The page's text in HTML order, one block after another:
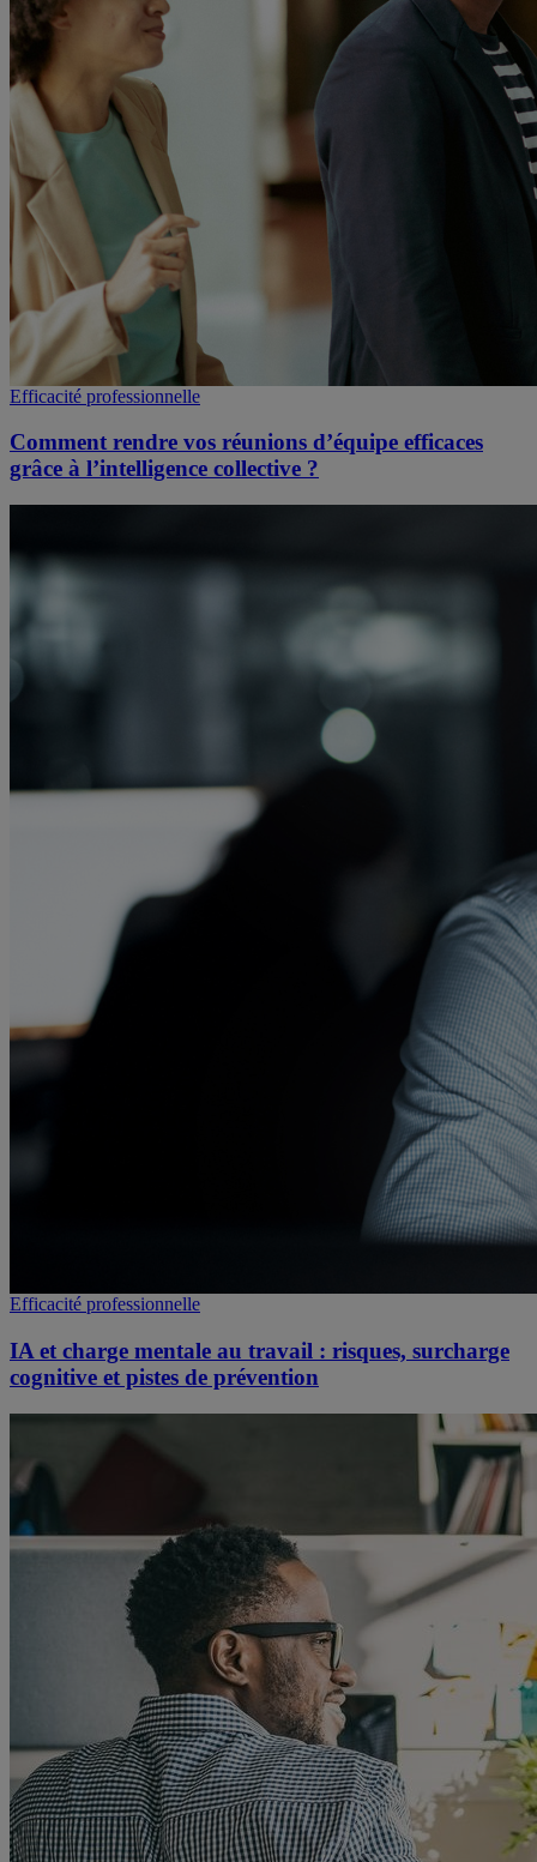
Efficacité professionnelle
Comment rendre vos réunions d’équipe efficaces
grâce à l’intelligence collective ?
Efficacité professionnelle
IA et charge mentale au travail : risques, surcharge
cognitive et pistes de prévention